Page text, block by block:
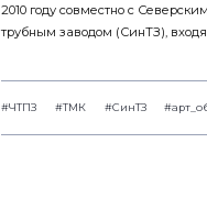
2010 году совместно с
трубным заводом (СинТЗ),
#ЧТПЗ #ТМК #СинТЗ